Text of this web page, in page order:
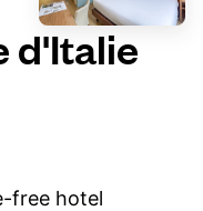
d'Italie
free hotel